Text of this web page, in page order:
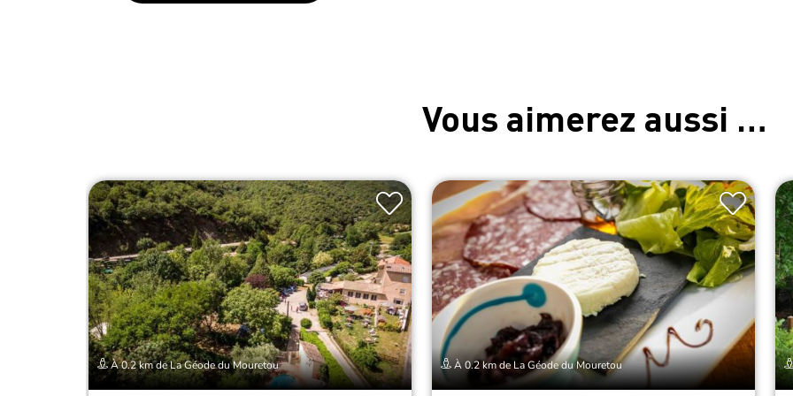
Vous aimerez aussi …
À 0.2 km de La Géode du Mouretou À 0.2 km de La Géode du Mouretou